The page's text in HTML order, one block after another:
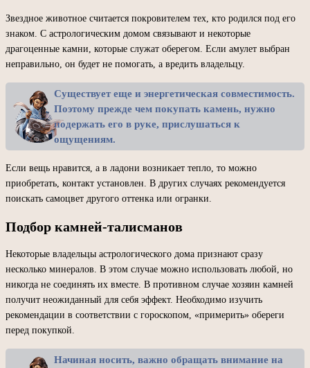
Звездное животное считается покровителем тех, кто родился под его
знаком. С астрологическим домом связывают и некоторые
драгоценные камни, которые служат оберегом. Если амулет выбран
неправильно, он будет не помогать, а вредить владельцу.
Существует еще и энергетическая совместимость.
Поэтому прежде чем покупать камень, нужно
подержать его в руке, прислушаться к
ощущениям.
Если вещь нравится, а в ладони возникает тепло, то можно
приобретать, контакт установлен. В других случаях рекомендуется
поискать самоцвет другого оттенка или огранки.
Подбор камней-талисманов
Некоторые владельцы астрологического дома признают сразу
несколько минералов. В этом случае можно использовать любой, но
никогда не соединять их вместе. В противном случае хозяин камней
получит неожиданный для себя эффект. Необходимо изучить
рекомендации в соответствии с гороскопом, «примерить» обереги
перед покупкой.
Начиная носить, важно обращать внимание на